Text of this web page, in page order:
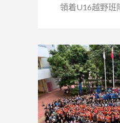
領着U16越野班